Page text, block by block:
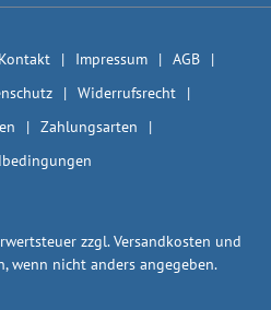
Kontakt Impressum
AGB
Widerrufsrecht
Zahlungsarten
zzgl.Versandkosten und
wenn nicht anders angegeben.